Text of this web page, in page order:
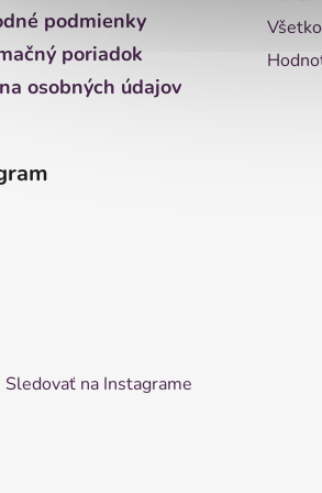
podmienky
poriadok
osobných údajov
Sledovať na Instagrame